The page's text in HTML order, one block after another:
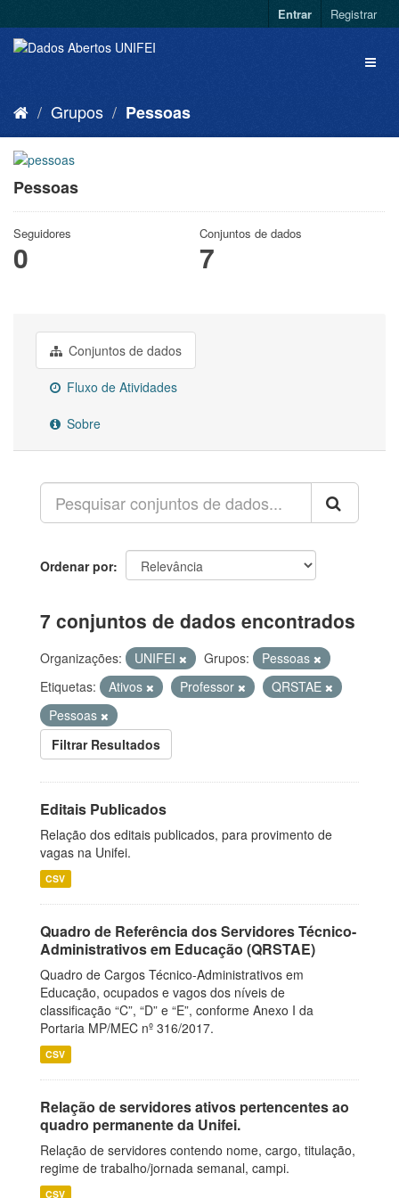
Entrar Registrar
Grupos Pessoas
Pessoas
Seguidores
0
Conjuntos de dados
7
Conjuntos de dados
Fluxo de Atividades
Sobre
Ordenar por
7 conjuntos de dados encontrados
Organizações: UNIFEI Grupos:
Pessoas
Etiquetas:
Ativos Professor
QRSTAE
Pessoas
Filtrar Resultados
Editais Publicados
Relação dos editais publicados, para provimento de
vagas na Unifei.
CSV
Quadro de Referência dos Servidores Técnico-
Administrativos em Educação (QRSTAE)
Quadro de Cargos Técnico-Administrativos em
Educação, ocupados e vagos dos níveis de
classificação “C”, “D” e “E”, conforme Anexo I da
Portaria MP/MEC nº 316/2017.
CSV
Relação de servidores ativos pertencentes ao
quadro permanente da Unifei.
Relação de servidores contendo nome, cargo, titulação,
regime de trabalho/jornada semanal, campi.
CSV